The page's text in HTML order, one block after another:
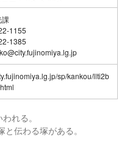
1155
1385
sp/kankou/llti2b
れる。
伝わる塚がある。